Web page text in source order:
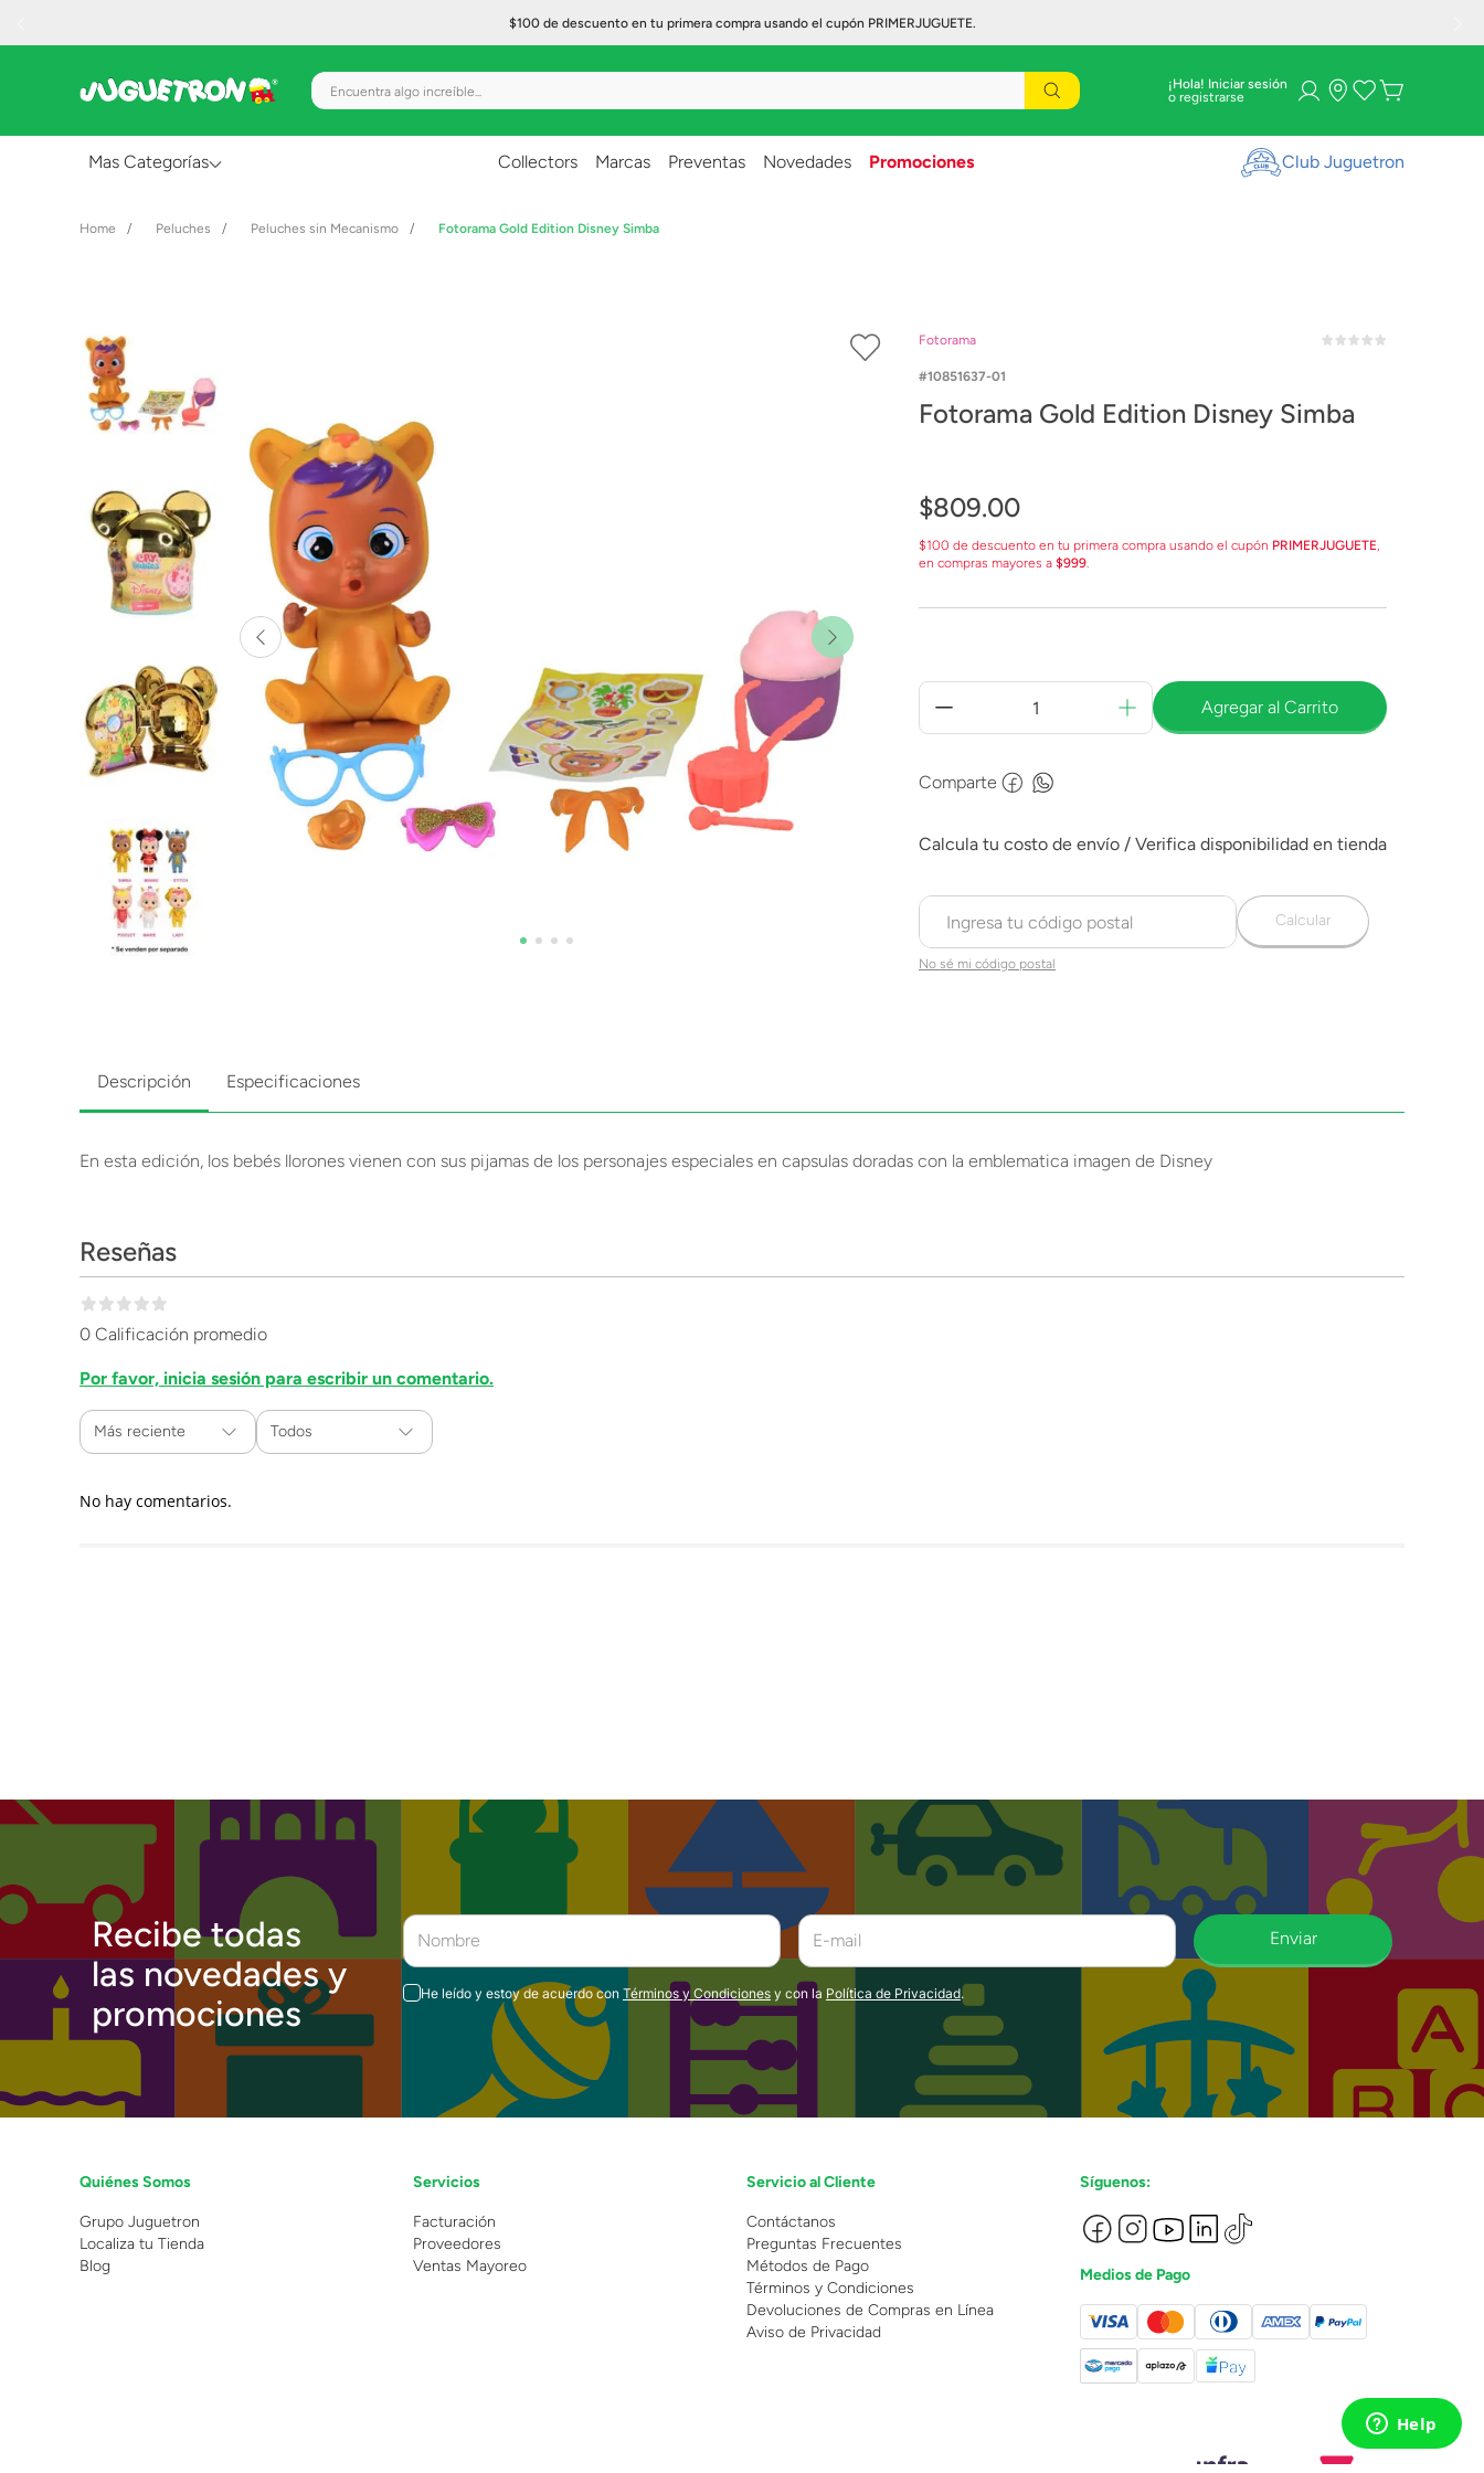
$100 de descuento en tu primera compra usando el cupón PRIMERJUGUETE.
Encuentra algo increíble... ¡Hola! Iniciar sesión
Mas Categorías
Creatividad y Arte
Figuras de Acción
Gadgets y Electrónicos
Lanzadores
Muñecas
Construcción
Vehículos y Pistas
Collectors Marcas Preventas Novedades Promociones Club Juguetron
Peluches Peluches sin Mecanismo Fotorama Gold Edition Disney Simba
Fotorama
10851637-01
Fotorama Gold Edition Disney Simba
$809.00
$100 de descuento en tu primera compra usando el cupón PRIMERJUGUETE,
en compras mayores a $999.
Agregar al Carrito
Comparte
No sé mi código postal
Calcular
Descripción Especificaciones
En esta edición, los bebés llorones vienen con sus pijamas de los personajes especiales en capsulas doradas con la emblematica imagen de Disney
Reseñas
0 Calificación promedio
Por favor, inicia sesión para escribir un comentario.
Más reciente Todos
No hay comentarios.
Recibe todas
las novedades y
promociones
Enviar
He leído y estoy de acuerdo con Términos y Condiciones y con la Política de Privacidad.
Quiénes Somos
Grupo Juguetron
Localiza tu Tienda
Blog
Servicios
Facturación
Proveedores
Ventas Mayoreo
Servicio al Cliente
Contáctanos
Preguntas Frecuentes
Métodos de Pago
Términos y Condiciones
Devoluciones de Compras en Línea
Aviso de Privacidad
Síguenos:
Medios de Pago